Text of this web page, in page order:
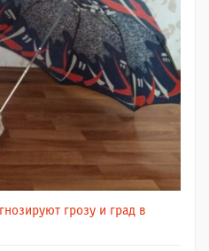
грозу и град в